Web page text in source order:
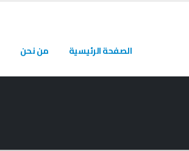
الصفحة الرئيسية من نحن